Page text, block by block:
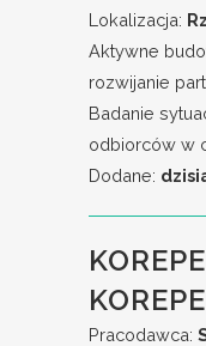
Lokalizacja:
Aktywne
rozwijanie
Badanie
odbiorców w
Dodane:
Pracodawca: